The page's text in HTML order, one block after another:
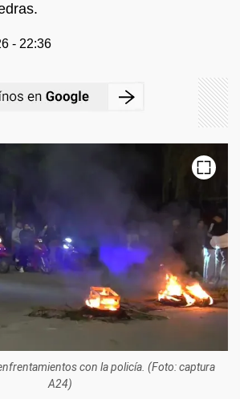
- 22:36
con la policía. (Foto: captura
A24)